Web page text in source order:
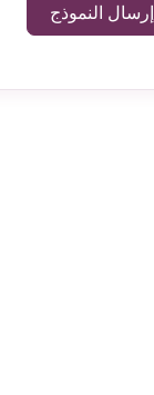
إرسال النموذج